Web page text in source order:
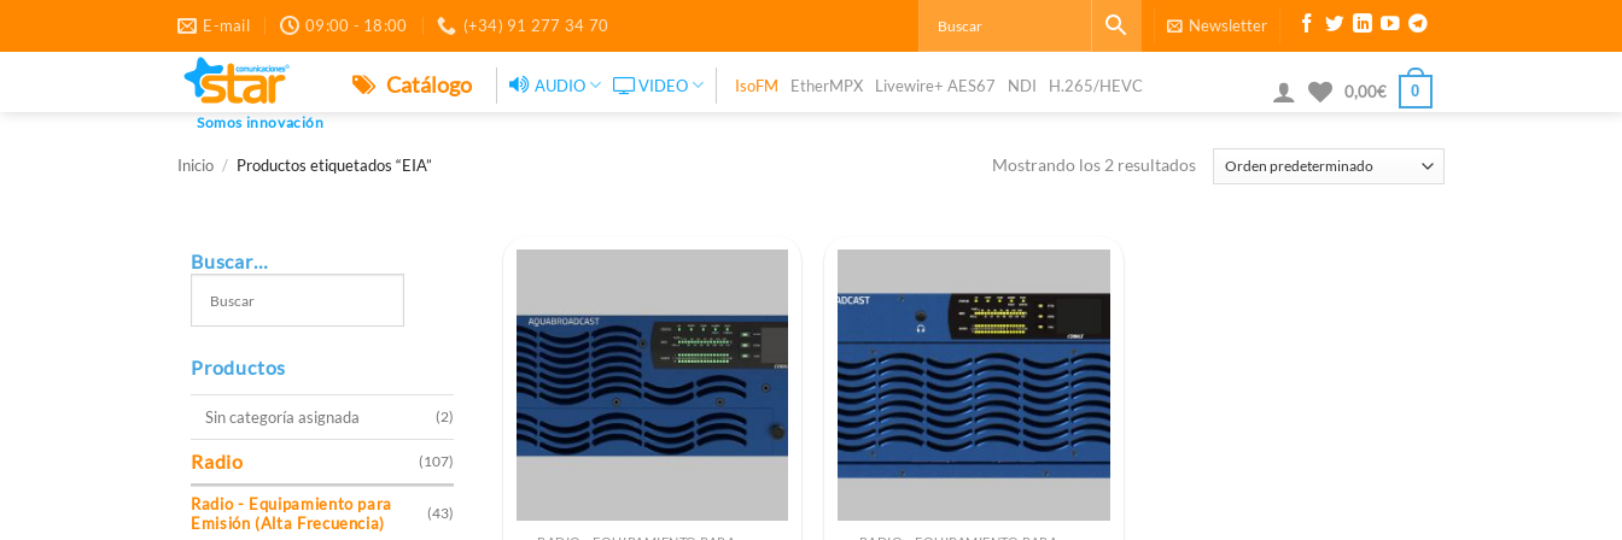
contenido
E-mail 09:00 - 18:00 (+34) 91 277 34 70 Newsletter
Somos innovación
Catálogo AUDIO VIDEO IsoFM EtherMPX Livewire+ AES67 NDI H.265/HEVC 0,00€ 0
Inicio / Productos etiquetados “EIA” Mostrando los 2 resultados
Buscar…
Productos
Sin categoría asignada (2)
Radio (107)
Radio - Equipamiento para
Emisión (Alta Frecuencia)
(43)